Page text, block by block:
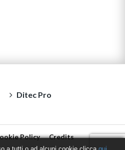
Ditec Pro
Policy Credits